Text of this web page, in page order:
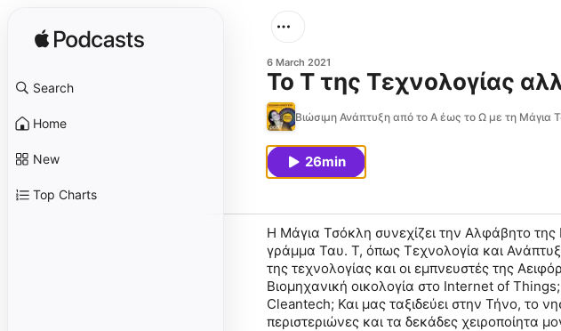
Search
Home
New
Top Charts
6 March 2021
Το Τ της Τεχνολογίας
Βιώσιμη Ανάπτυξη από το Α έως το Ω με τη Μάγια
26min
Η Μάγια Τσόκλη συνεχίζει την Αλφάβητο της
γράμμα Ταυ. Τ, όπως Τεχνολογία και
της τεχνολογίας και οι εμπνευστές της
Βιομηχανική οικολογία στο Internet of
Cleantech; Και μας ταξιδεύει στην Τήνο, το
περιστεριώνες και τα δεκάδες χειροποίητα